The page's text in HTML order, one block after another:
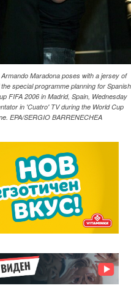
Maradona poses with a jersey of
special programme planning for Spanish
FIFA 2006 in Madrid, Spain, Wednesday
in 'Cuatro' TV during the World Cup
EPA/SERGIO BARRENECHEA